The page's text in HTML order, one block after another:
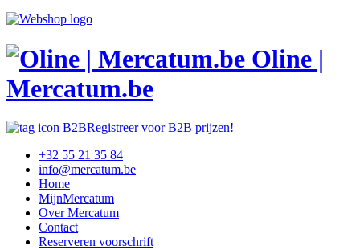
Oline |
Mercatum.be
Registreer voor B2B prijzen!
+32 55 21 35 84
info@mercatum.be
Home
MijnMercatum
Over Mercatum
Contact
Reserveren voorschrift